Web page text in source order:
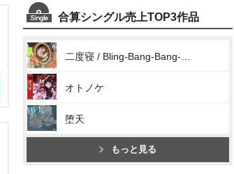
合算シングル売上TOP3作品
オトノケ
堕天
もっと見る